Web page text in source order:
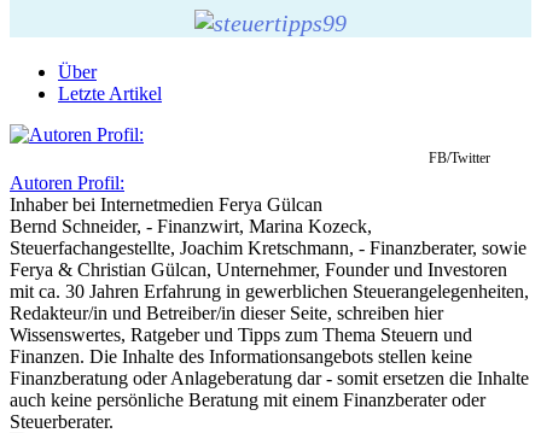
Über
Letzte Artikel
FB/Twitter
Autoren Profil:
Inhaberbei Internetmedien Ferya Gülcan
Bernd Schneider, - Finanzwirt, Marina Kozeck,
Steuerfachangestellte, Joachim Kretschmann, - Finanzberater, sowie
Ferya & Christian Gülcan, Unternehmer, Founder und Investoren
mit ca. 30 Jahren Erfahrung in gewerblichen Steuerangelegenheiten,
Redakteur/in und Betreiber/in dieser Seite, schreiben hier
Wissenswertes, Ratgeber und Tipps zum Thema Steuern und
Finanzen. Die Inhalte des Informationsangebots stellen keine
Finanzberatung oder Anlageberatung dar - somit ersetzen die Inhalte
auch keine persönliche Beratung mit einem Finanzberater oder
Steuerberater.